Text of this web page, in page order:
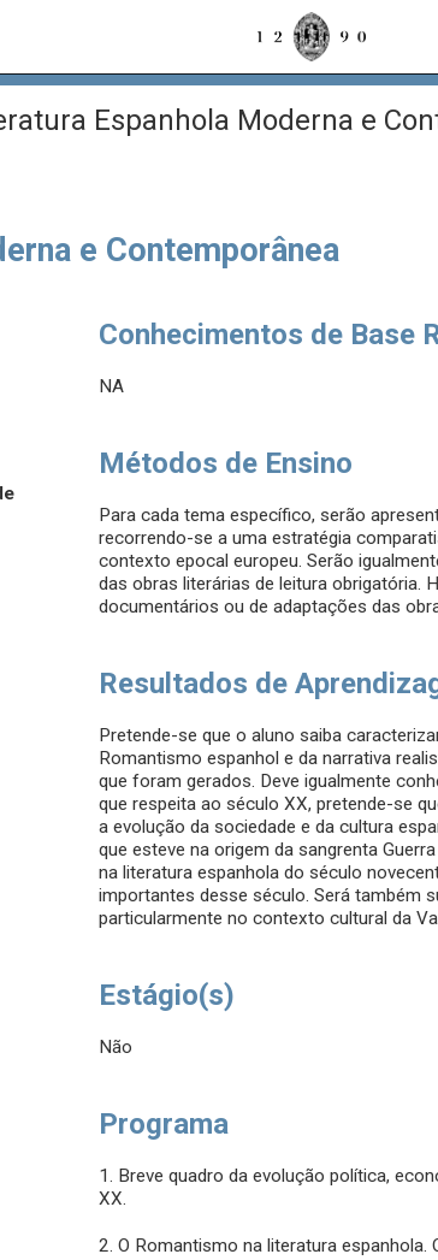
Espanhola Moderna e
e Contemporânea
Conhecimentos de Base
NA
Métodos de Ensino
Para cada tema específico, serão
recorrendo-se a uma estratégia
contexto epocal europeu. Serão
das obras literárias de leitura obrigatória.
documentários ou de adaptações das
Resultados de
Pretende-se que o aluno saiba
Romantismo espanhol e da narrativa
que foram gerados. Deve igualmente
que respeita ao século XX, pretende-se
a evolução da sociedade e da cultura
que esteve na origem da sangrenta
na literatura espanhola do século
importantes desse século. Será também
particularmente no contexto cultural da
Estágio(s)
Não
Programa
1. Breve quadro da evolução política,
XX.
2. O Romantismo na literatura